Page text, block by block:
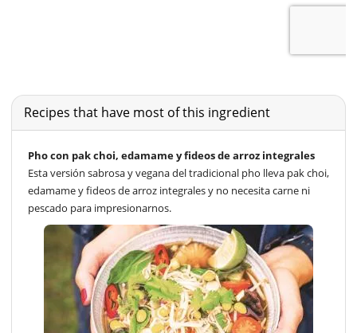
Recipes that have most of this ingredient
Pho con pak choi, edamame y fideos de arroz integrales
Esta versión sabrosa y vegana del tradicional pho lleva pak choi,
edamame y fideos de arroz integrales y no necesita carne ni
pescado para impresionarnos.